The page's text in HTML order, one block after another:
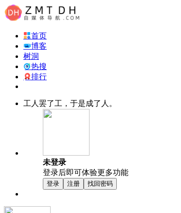
首页
博客
树洞
热搜
排行
工人罢了工，于是成了人。
未登录
登录后即可体验更多功能
登录 注册 找回密码